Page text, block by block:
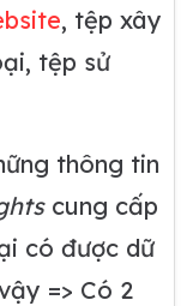
, tệp xây
tệp sử
thông tin
cung cấp
có được dữ
=> Có 2